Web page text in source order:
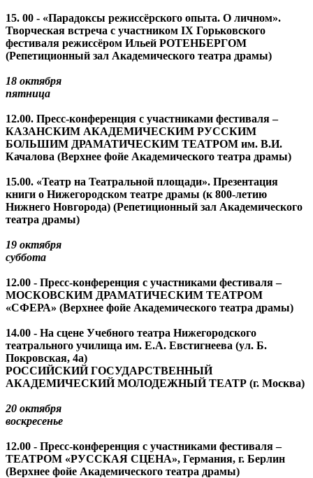
15. 00 - «Парадоксы режиссёрского опыта. О личном».
Творческая встреча с участником IX Горьковского
фестиваля режиссёром Ильей РОТЕНБЕРГОМ
(Репетиционный зал Академического театра драмы)
18 октября
пятница
12.00. Пресс-конференция с участниками фестиваля –
КАЗАНСКИМ АКАДЕМИЧЕСКИМ РУССКИМ
БОЛЬШИМ ДРАМАТИЧЕСКИМ ТЕАТРОМ им. В.И.
Качалова (Верхнее фойе Академического театра драмы)
15.00. «Театр на Театральной площади». Презентация
книги о Нижегородском театре драмы (к 800-летию
Нижнего Новгорода) (Репетиционный зал Академического
театра драмы)
19 октября
суббота
12.00 - Пресс-конференция с участниками фестиваля –
МОСКОВСКИМ ДРАМАТИЧЕСКИМ ТЕАТРОМ
«СФЕРА» (Верхнее фойе Академического театра драмы)
14.00 - На сцене Учебного театра Нижегородского
театрального училища им. Е.А. Евстигнеева (ул. Б.
Покровская, 4а)
РОССИЙСКИЙ ГОСУДАРСТВЕННЫЙ
АКАДЕМИЧЕСКИЙ МОЛОДЕЖНЫЙ ТЕАТР (г. Москва)
20 октября
воскресенье
12.00 - Пресс-конференция с участниками фестиваля –
ТЕАТРОМ «РУССКАЯ СЦЕНА», Германия, г. Берлин
(Верхнее фойе Академического театра драмы)